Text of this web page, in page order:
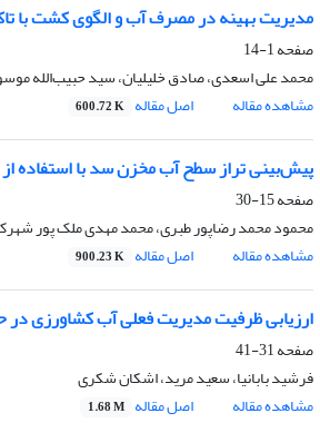
مدیریت بهینه در مصرف آب و الگوی کشت با
صفحه1-14
محمد علی اسعدی، صادق خلیلیان، سید حبیب‌الله
مشاهده مقاله
اصل مقاله 600.72 K
پیش‌بینی تراز سطح آب مخزن سد با استفاده
صفحه15-30
محمود محمد رضاپور طبری، محمد مهدی ملک پور
مشاهده مقاله
اصل مقاله 900.23 K
ارزیابی ظرفیت مدیریت فعلی آب کشاورزی در
صفحه31-41
فرشید بابانیا، سعید مرید، اشکان شکری
مشاهده مقاله
اصل مقاله 1.68 M